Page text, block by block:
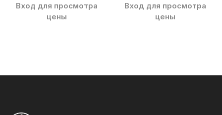
Вход для просмотра
цены
Вход для просмотра
цены